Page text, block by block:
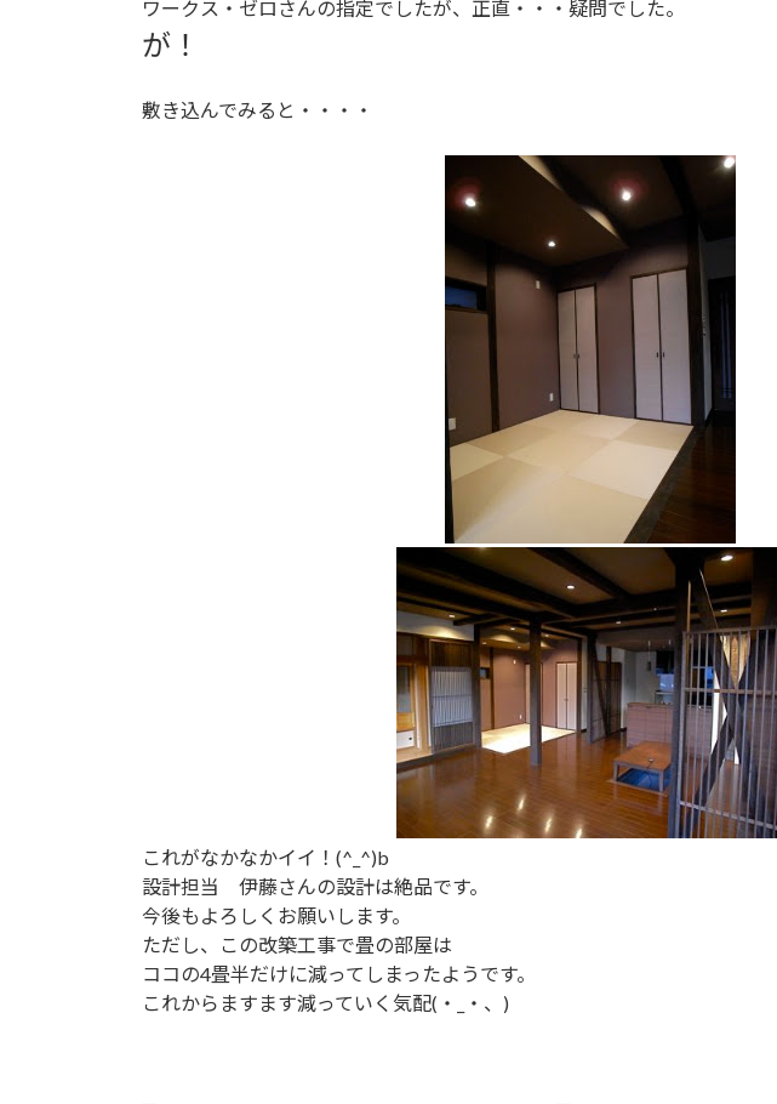
ワークス・ゼロさんの指定でしたが、正直・・・疑問でした。
が！
敷き込んでみると・・・・
これがなかなかイイ！(^_^)b
設計担当 伊藤さんの設計は絶品です。
今後もよろしくお願いします。
ただし、この改築工事で畳の部屋は
ココの4畳半だけに減ってしまったようです。
これからますます減っていく気配(・_・、)